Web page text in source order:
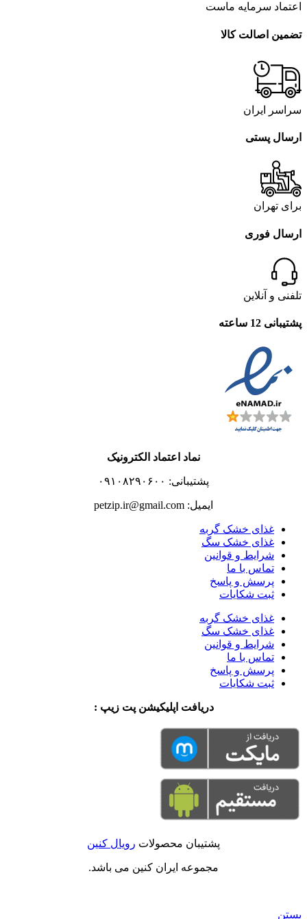
اعتماد سرمایه ماست
تضمین اصالت کالا
سراسر ایران
ارسال پستی
برای تهران
ارسال فوری
تلفنی و آنلاین
پشتیبانی 12 ساعته
نماد اعتماد الکترونیک
پشتیبانی: ۰۹۱۰۸۲۹۰۶۰۰
ایمیل: petzip.ir@gmail.com
غذای خشک گربه
غذای خشک سگ
شرایط و قوانین
تماس با ما
پرسش و پاسخ
ثبت شکایات
غذای خشک گربه
غذای خشک سگ
شرایط و قوانین
تماس با ما
پرسش و پاسخ
ثبت شکایات
دریافت اپلیکیشن پت زیپ :
پشتیبان محصولات رویال کنین
مجموعه ایران کنین می باشد.
بستن